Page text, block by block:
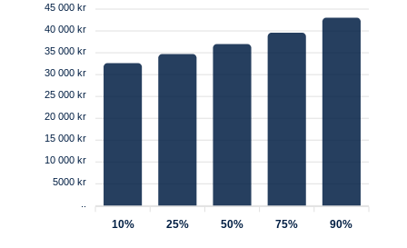
45 000 kr
40 000 kr
35 000 kr
30 000 kr
25 000 kr
20 000 kr
15 000 kr
10 000 kr
5000 kr
10% 25% 50% 75% 90%